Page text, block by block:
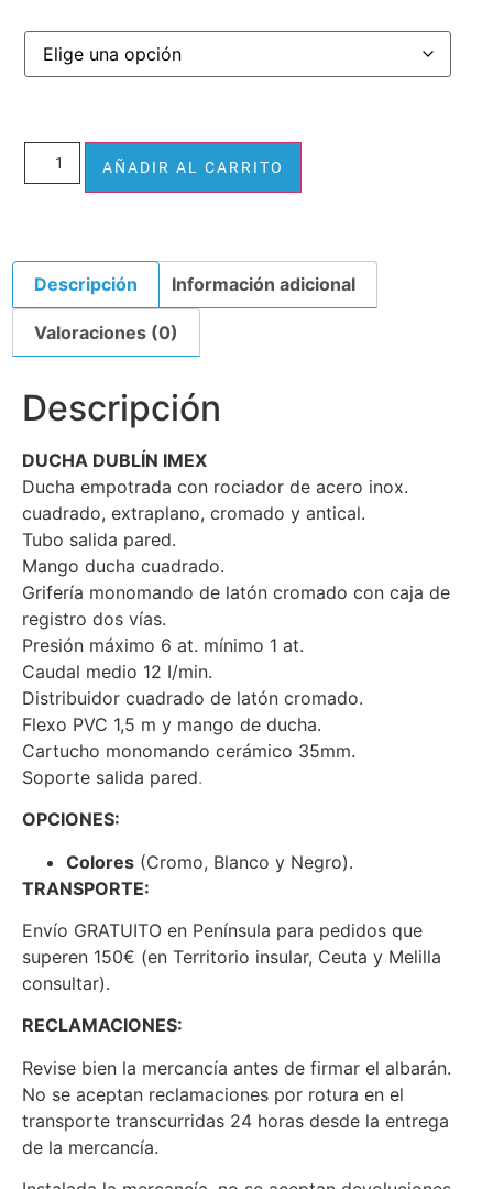
AÑADIR AL CARRITO
Descripción Información adicional
Valoraciones (0)
Descripción
DUCHA DUBLÍN IMEX
Ducha empotrada con rociador de acero inox.
cuadrado, extraplano, cromado y antical.
Tubo salida pared.
Mango ducha cuadrado.
Grifería monomando de latón cromado con caja de
registro dos vías.
Presión máximo 6 at. mínimo 1 at.
Caudal medio 12 I/min.
Distribuidor cuadrado de latón cromado.
Flexo PVC 1,5 m y mango de ducha.
Cartucho monomando cerámico 35mm.
Soporte salida pared.
OPCIONES:
Colores (Cromo, Blanco y Negro).
TRANSPORTE:
Envío GRATUITO en Península para pedidos que
superen 150€ (en Territorio insular, Ceuta y Melilla
consultar).
RECLAMACIONES:
Revise bien la mercancía antes de firmar el albarán.
No se aceptan reclamaciones por rotura en el
transporte transcurridas 24 horas desde la entrega
de la mercancía.